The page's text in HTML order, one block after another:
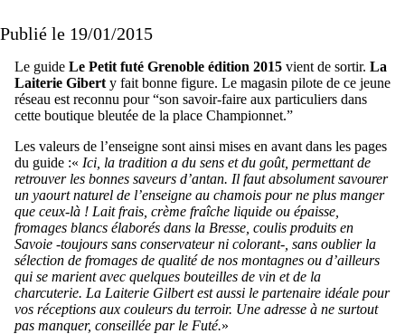
Publié le 19/01/2015
Le guide Le Petit futé Grenoble édition 2015 vient de sortir. La
Laiterie Gibert y fait bonne figure. Le magasin pilote de ce jeune
réseau est reconnu pour “son savoir-faire aux particuliers dans
cette boutique bleutée de la place Championnet.”
Les valeurs de l’enseigne sont ainsi mises en avant dans les pages
du guide :« Ici, la tradition a du sens et du goût, permettant de
retrouver les bonnes saveurs d’antan. Il faut absolument savourer
un yaourt naturel de l’enseigne au chamois pour ne plus manger
que ceux-là ! Lait frais, crème fraîche liquide ou épaisse,
fromages blancs élaborés dans la Bresse, coulis produits en
Savoie -toujours sans conservateur ni colorant-, sans oublier la
sélection de fromages de qualité de nos montagnes ou d’ailleurs
qui se marient avec quelques bouteilles de vin et de la
charcuterie. La Laiterie Gilbert est aussi le partenaire idéale pour
vos réceptions aux couleurs du terroir. Une adresse à ne surtout
pas manquer, conseillée par le Futé.»